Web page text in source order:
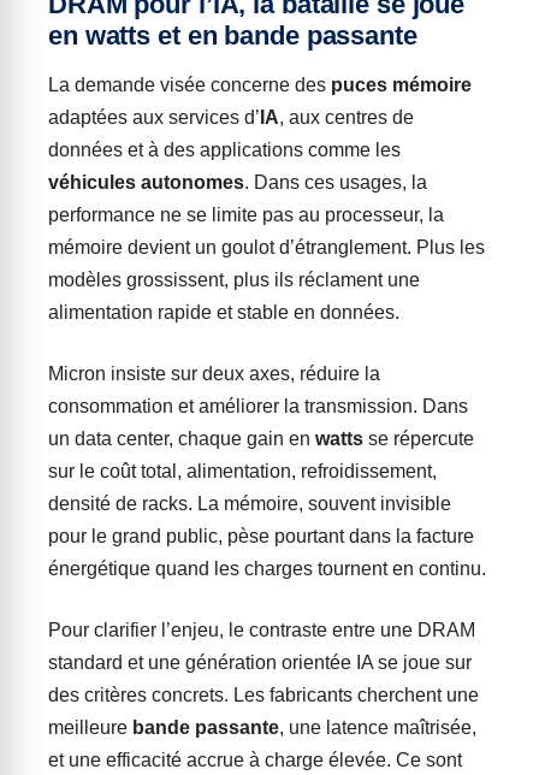
en watts et en bande passante
La demande visée concerne des puces mémoire
adaptées aux services d’ IA, aux centres de
données et à des applications comme les
véhicules autonomes. Dans ces usages, la
performance ne se limite pas au processeur, la
mémoire devient un goulot d’étranglement. Plus les
modèles grossissent, plus ils réclament une
alimentation rapide et stable en données.
Micron insiste sur deux axes, réduire la
consommation et améliorer la transmission. Dans
un data center, chaque gain en watts se répercute
sur le coût total, alimentation, refroidissement,
densité de racks. La mémoire, souvent invisible
pour le grand public, pèse pourtant dans la facture
énergétique quand les charges tournent en continu.
Pour clarifier l’enjeu, le contraste entre une DRAM
standard et une génération orientée IA se joue sur
des critères concrets. Les fabricants cherchent une
meilleure bande passante, une latence maîtrisée,
et une efficacité accrue à charge élevée. Ce sont